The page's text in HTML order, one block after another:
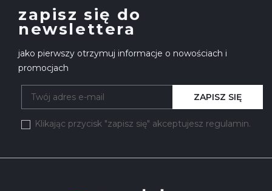
zapisz się do
newslettera
jako pierwszy otrzymuj informacje o nowościach i
promocjach
Klikając przycisk "zapisz się" akceptujesz regulamin.
ZAPISZ SIĘ